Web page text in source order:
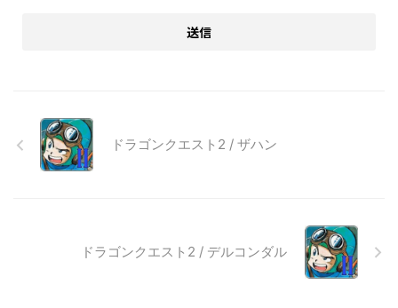
ドラゴンクエスト2 / ザハン
ドラゴンクエスト2 / デルコンダル